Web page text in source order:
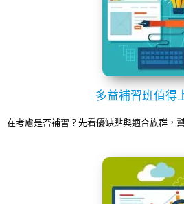
多益補習班值得
在考慮是否補習？先看優缺點與適合族群，